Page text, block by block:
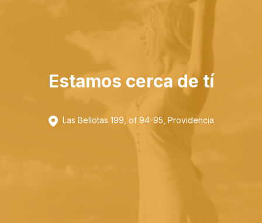
Estamos cerca de tí
Las Bellotas 199, of 94-95, Providencia